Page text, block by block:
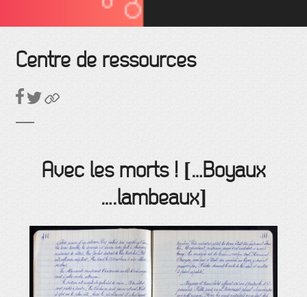
Centre de ressources
Avec les morts ! […Boyaux
….lambeaux]